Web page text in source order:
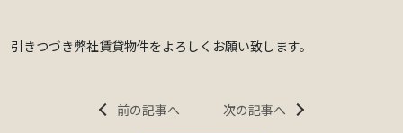
引きつづき弊社賃貸物件をよろしくお願い致します。
前の記事へ 次の記事へ